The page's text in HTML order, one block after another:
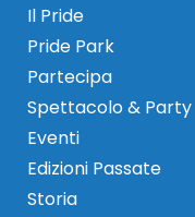
Il Pride
Pride Park
Partecipa
Spettacolo & Party
Eventi
Edizioni Passate
Storia